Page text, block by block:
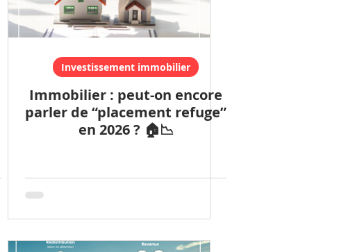
Investissement immobilier
Immobilier : peut-on encore
parler de “placement refuge”
en 2026 ? 🏠📉